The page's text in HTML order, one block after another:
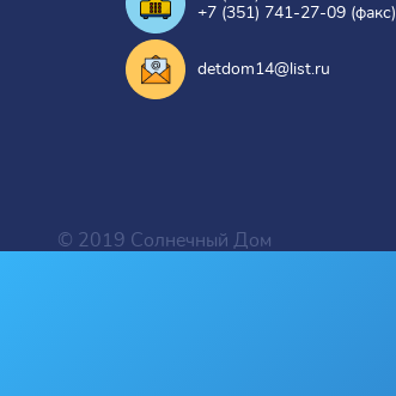
+7 (351) 741-27-09 (факс)
detdom14@list.ru
© 2019 Солнечный Дом